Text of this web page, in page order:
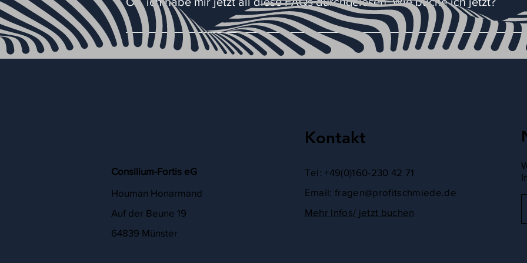
Hauptmonitor noch EINEN Zusatzmonitor haben. Wenn z.B. das Display deines Laptops dein
zusätzlichen Bildschirm/ Monitor anschließen, so dass du mit zwei Bildschirmen arbeiten kannst.
Einfach auf den Button „buchen“ klicken. Du wirst dann entsprechend zur Buchungsseite
Consilium-Fortis eG
Houman Honarmand
Auf der Beune 19
64839 Münster
Kontakt
Tel: +49(0)160-230 42 71
Email: fragen@profitschmiede.de
Mehr Infos/ jetzt buchen